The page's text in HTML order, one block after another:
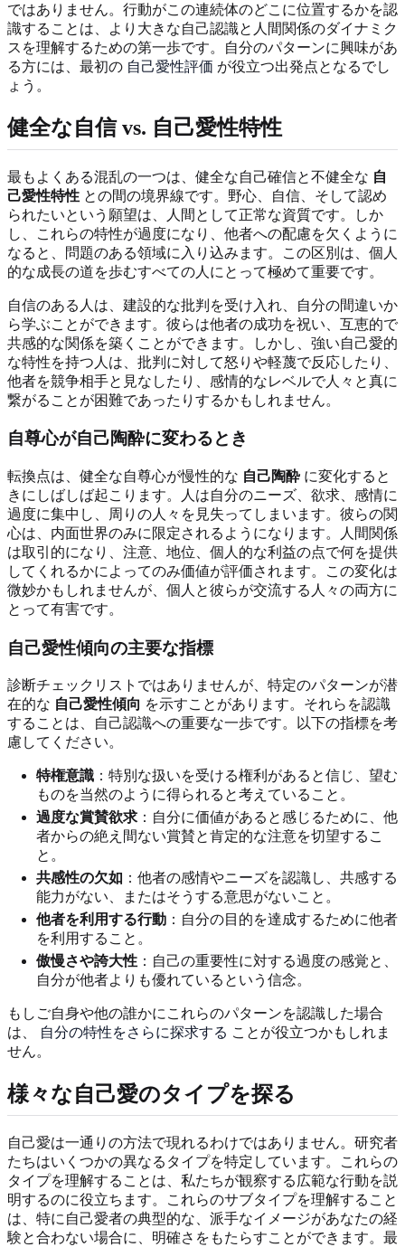
ではありません。行動がこの連続体のどこに位置するかを認
識することは、より大きな自己認識と人間関係のダイナミク
スを理解するための第一歩です。自分のパターンに興味があ
る方には、最初の 自己愛性評価 が役立つ出発点となるでし
ょう。
健全な自信 vs. 自己愛性特性
最もよくある混乱の一つは、健全な自己確信と不健全な 自
己愛性特性 との間の境界線です。野心、自信、そして認め
られたいという願望は、人間として正常な資質です。しか
し、これらの特性が過度になり、他者への配慮を欠くように
なると、問題のある領域に入り込みます。この区別は、個人
的な成長の道を歩むすべての人にとって極めて重要です。
自信のある人は、建設的な批判を受け入れ、自分の間違いか
ら学ぶことができます。彼らは他者の成功を祝い、互恵的で
共感的な関係を築くことができます。しかし、強い自己愛的
な特性を持つ人は、批判に対して怒りや軽蔑で反応したり、
他者を競争相手と見なしたり、感情的なレベルで人々と真に
繋がることが困難であったりするかもしれません。
自尊心が自己陶酔に変わるとき
転換点は、健全な自尊心が慢性的な 自己陶酔 に変化すると
きにしばしば起こります。人は自分のニーズ、欲求、感情に
過度に集中し、周りの人々を見失ってしまいます。彼らの関
心は、内面世界のみに限定されるようになります。人間関係
は取引的になり、注意、地位、個人的な利益の点で何を提供
してくれるかによってのみ価値が評価されます。この変化は
微妙かもしれませんが、個人と彼らが交流する人々の両方に
とって有害です。
自己愛性傾向の主要な指標
診断チェックリストではありませんが、特定のパターンが潜
在的な 自己愛性傾向 を示すことがあります。それらを認識
することは、自己認識への重要な一歩です。以下の指標を考
慮してください。
特権意識 ：特別な扱いを受ける権利があると信じ、望む
ものを当然のように得られると考えていること。
過度な賞賛欲求 ：自分に価値があると感じるために、他
者からの絶え間ない賞賛と肯定的な注意を切望するこ
と。
共感性の欠如 ：他者の感情やニーズを認識し、共感する
能力がない、またはそうする意思がないこと。
他者を利用する行動 ：自分の目的を達成するために他者
を利用すること。
傲慢さや誇大性 ：自己の重要性に対する過度の感覚と、
自分が他者よりも優れているという信念。
もしご自身や他の誰かにこれらのパターンを認識した場合
は、
自分の特性をさらに探求する ことが役立つかもしれま
せん。
様々な自己愛のタイプを探る
自己愛は一通りの方法で現れるわけではありません。研究者
たちはいくつかの異なるタイプを特定しています。これらの
タイプを理解することは、私たちが観察する広範な行動を説
明するのに役立ちます。これらのサブタイプを理解すること
は、特に自己愛者の典型的な、派手なイメージがあなたの経
験と合わない場合に、明確さをもたらすことができます。最